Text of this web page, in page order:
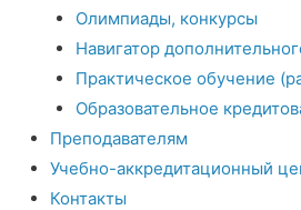
Олимпиады, конкурсы
Навигатор
Практическое обучение
Образовательное
Преподавателям
Учебно-аккредитационный
Контакты